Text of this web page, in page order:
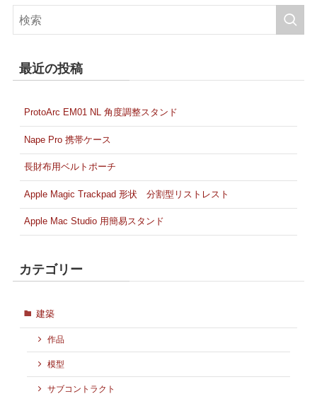
最近の投稿
ProtoArc EM01 NL 角度調整スタンド
Nape Pro 携帯ケース
長財布用ベルトポーチ
Apple Magic Trackpad 形状 分割型リストレスト
Apple Mac Studio 用簡易スタンド
カテゴリー
建築
作品
模型
サブコントラクト